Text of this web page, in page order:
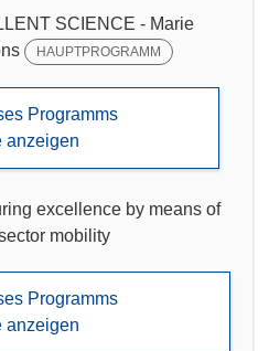
SCIENCE - Marie
HAUPTPROGRAMM
Programms
anzeigen
excellence by means of
mobility
Programms
anzeigen